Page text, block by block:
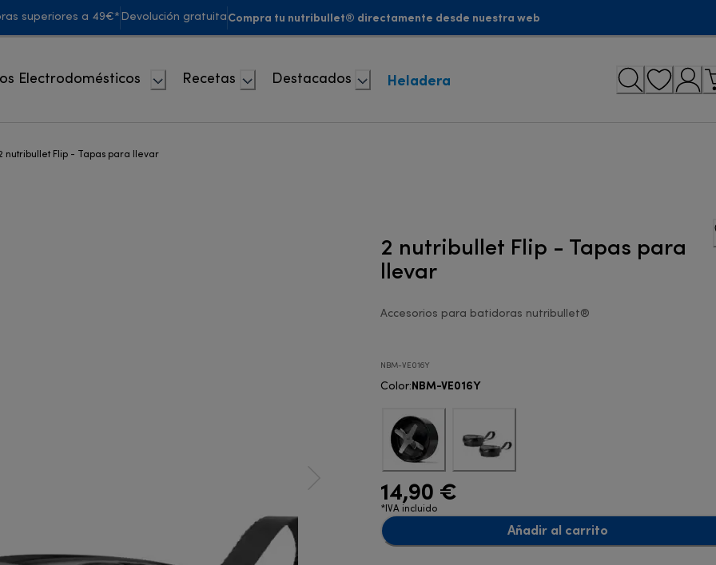
superiores a 49€* Devolución gratuita Compra tu nutribullet® directamente desde nuestra web
Electrodomésticos Recetas Destacados Heladera
nutribullet Flip - Tapas para llevar
2 nutribullet Flip - Tapas para
llevar
Accesorios para batidoras nutribullet®
NBM-VE016Y
Color:NBM-VE016Y
14,90 €
*IVA incluido
Añadir al carrito